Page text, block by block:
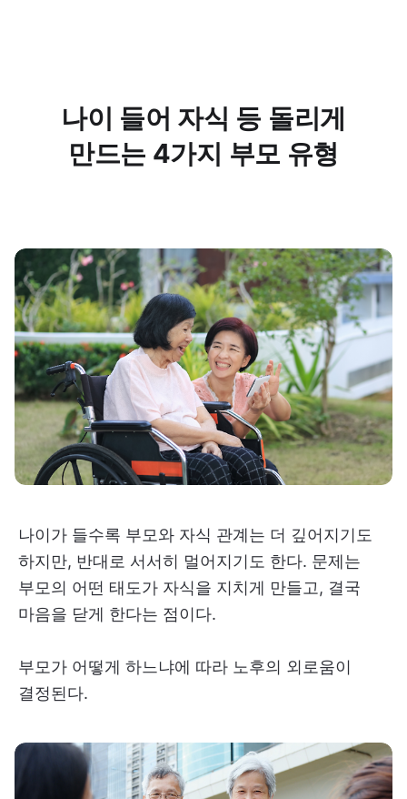
나이 들어 자식 등 돌리게
만드는 4가지 부모 유형
나이가 들수록 부모와 자식 관계는 더 깊어지기도
하지만, 반대로 서서히 멀어지기도 한다. 문제는
부모의 어떤 태도가 자식을 지치게 만들고, 결국
마음을 닫게 한다는 점이다.
부모가 어떻게 하느냐에 따라 노후의 외로움이
결정된다.